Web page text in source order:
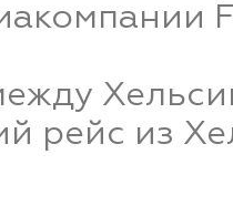
рейс из